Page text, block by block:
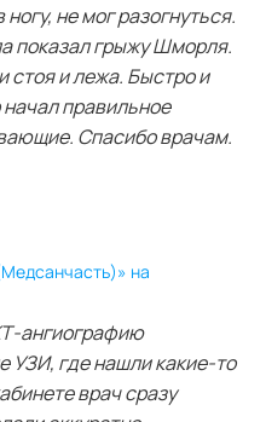
не мог разогнуться.
показал грыжу Шморля.
стоя и лежа. Быстро и
правильное
Спасибо врачам.
на
УЗИ, где нашли какие‑то
врач сразу